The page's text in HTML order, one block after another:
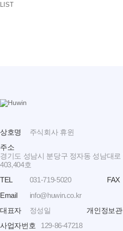
LIST
상호명
주식회사 휴윈
주소
경기도 성남시 분당구 정자동 성남대
403,404호
TEL
031-719-5020 FAX
Email
info@huwin.co.kr
대표자
정성일 개인정보
사업자번호
129-86-47218